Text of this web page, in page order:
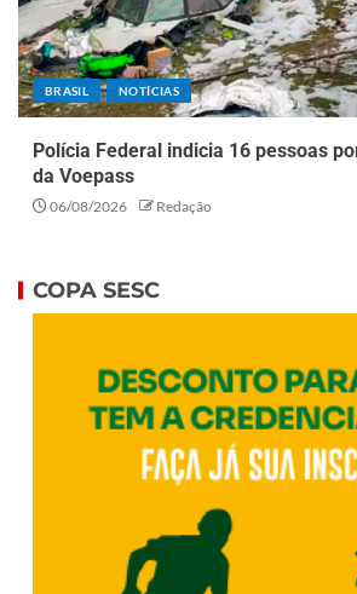
BRASIL NOTÍCIAS
Polícia Federal indicia 16 pessoas
da Voepass
06/08/2026 Redação
COPA SESC